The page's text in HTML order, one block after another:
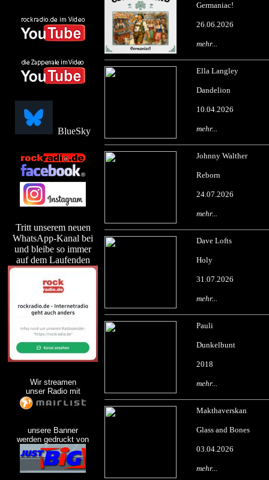
BlueSky
Tritt unserem neuen
WhatsApp-Kanal bei
und bleibe so immer
auf dem Laufenden
Wir streamen
unser Radio mit
unsere Banner
werden gedruckt von
Germaniac!
26.06.2026
mehr...
Ella Langley
Dandelion
10.04.2026
mehr...
Johnny Walther
Reborn
24.07.2026
mehr...
Dave Lofts
Holy
31.07.2026
mehr...
Pauli
Dunkelbunt
2018
mehr...
Makthaverskan
Glass and Bones
03.04.2026
mehr...